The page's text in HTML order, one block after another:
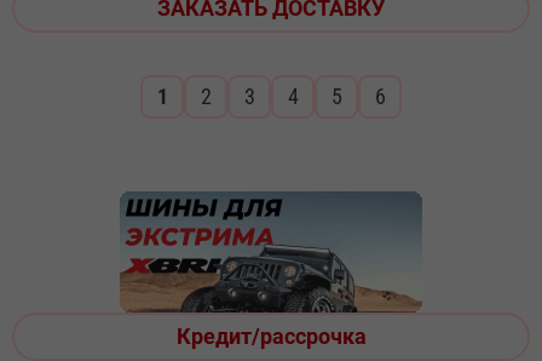
Кредит/рассрочка
ЗАКАЗАТЬ ДОСТАВКУ
1 2 3 4 5 6